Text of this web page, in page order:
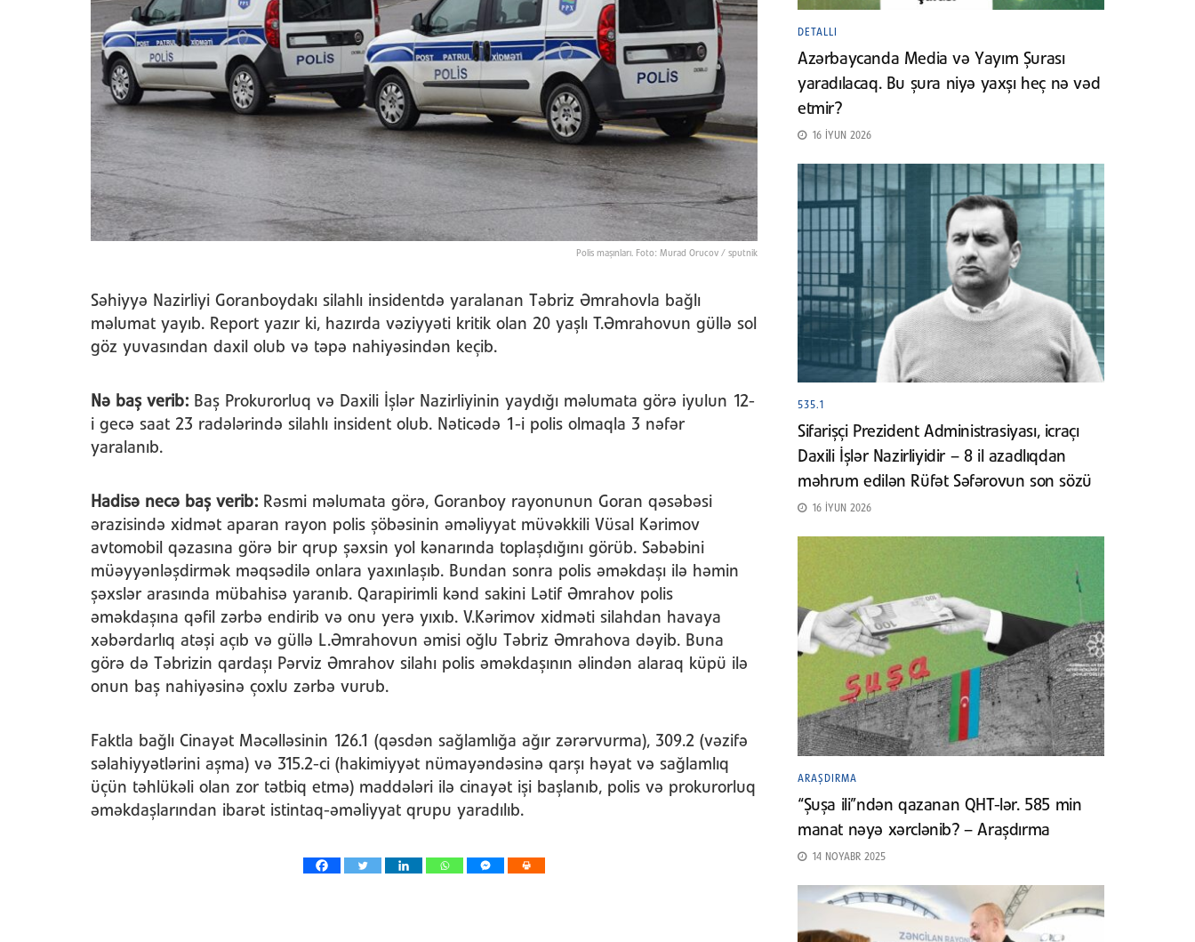
Polis maşınları. Foto: Murad Orucov / sputnik
Səhiyyə Nazirliyi Goranboydakı silahlı insidentdə yaralanan Təbriz Əmrahovla bağlı
məlumat yayıb. Report yazır ki, hazırda vəziyyəti kritik olan 20 yaşlı T.Əmrahovun güllə sol
göz yuvasından daxil olub və təpə nahiyəsindən keçib.
Nə baş verib: Baş Prokurorluq və Daxili İşlər Nazirliyinin yaydığı məlumata görə iyulun 12-
i gecə saat 23 radələrində silahlı insident olub. Nəticədə 1-i polis olmaqla 3 nəfər
yaralanıb.
Hadisə necə baş verib: Rəsmi məlumata görə, Goranboy rayonunun Goran qəsəbəsi
ərazisində xidmət aparan rayon polis şöbəsinin əməliyyat müvəkkili Vüsal Kərimov
avtomobil qəzasına görə bir qrup şəxsin yol kənarında toplaşdığını görüb. Səbəbini
müəyyənləşdirmək məqsədilə onlara yaxınlaşıb. Bundan sonra polis əməkdaşı ilə həmin
şəxslər arasında mübahisə yaranıb. Qarapirimli kənd sakini Lətif Əmrahov polis
əməkdaşına qəfil zərbə endirib və onu yerə yıxıb. V.Kərimov xidməti silahdan havaya
xəbərdarlıq atəşi açıb və güllə L.Əmrahovun əmisi oğlu Təbriz Əmrahova dəyib. Buna
görə də Təbrizin qardaşı Pərviz Əmrahov silahı polis əməkdaşının əlindən alaraq küpü ilə
onun baş nahiyəsinə çoxlu zərbə vurub.
Faktla bağlı Cinayət Məcəlləsinin 126.1 (qəsdən sağlamlığa ağır zərərvurma), 309.2 (vəzifə
səlahiyyətlərini aşma) və 315.2-ci (hakimiyyət nümayəndəsinə qarşı həyat və sağlamlıq
üçün təhlükəli olan zor tətbiq etmə) maddələri ilə cinayət işi başlanıb, polis və prokurorluq
əməkdaşlarından ibarət istintaq-əməliyyat qrupu yaradılıb.
DETALLI
Azərbaycanda Media və Yayım Şurası
yaradılacaq. Bu şura niyə yaxşı heç nə vəd
etmir?
16 İYUN 2026
535.1
Sifarişçi Prezident Administrasiyası, icraçı
Daxili İşlər Nazirliyidir – 8 il azadlıqdan
məhrum edilən Rüfət Səfərovun son sözü
16 İYUN 2026
ARAŞDIRMA
“Şuşa ili”ndən qazanan QHT-lər. 585 min
manat nəyə xərclənib? – Araşdırma
14 NOYABR 2025